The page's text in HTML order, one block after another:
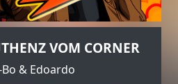
VOM CORNER
& Edoardo